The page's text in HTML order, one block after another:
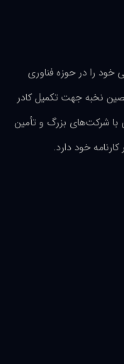
فعالیت تخصصی خود را در حوزه فناوری
نخبه جهت تکمیل کادر
با شرکت‌های بزرگ و تأمین
خود دارد.